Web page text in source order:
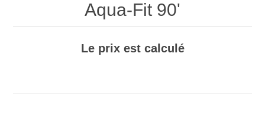
Aqua-Fit 90'
Le prix est calculé